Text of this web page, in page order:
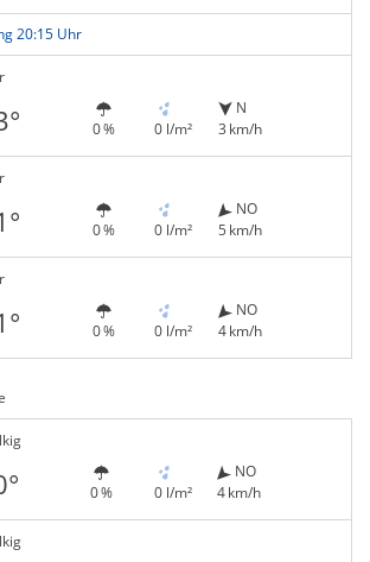
20:15 Uhr
0 % 0 l/m²
N
3 km/h
0 % 0 l/m²
NO
5 km/h
0 % 0 l/m²
NO
4 km/h
0 % 0 l/m²
NO
4 km/h